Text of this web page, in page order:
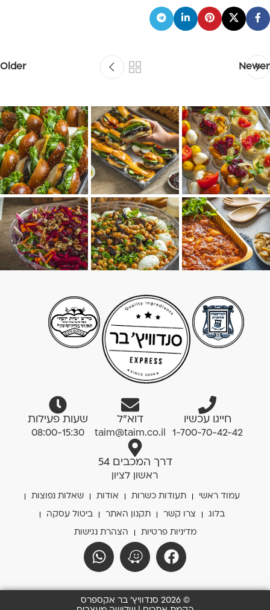
Newer
Older
חייגו עכשיו
1-700-70-42-42
דוא”ל
taim@taim.co.il
שעות פעילות
08:00-15:30
דרך המכבים 54
ראשון לציון
עמוד ראשי תעודות כשרות אודות שאלות נפוצות
בלוג צרו קשר תקנון האתר ביטול עסקה
מדיניות פרטיות הצהרת נגישות
© 2026 סנדוויץ' בר אקספרס